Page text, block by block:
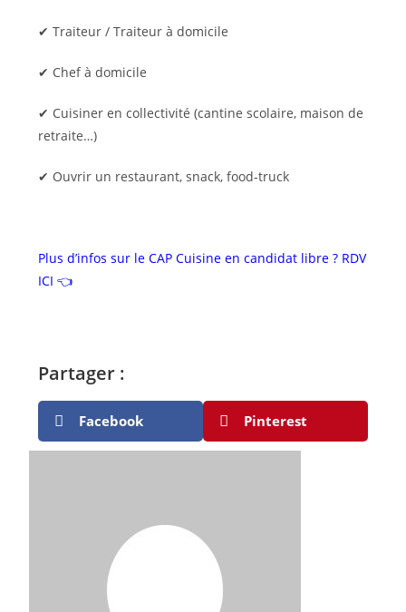
✔ Traiteur / Traiteur à domicile
✔ Chef à domicile
✔ Cuisiner en collectivité (cantine scolaire, maison de
retraite…)
✔ Ouvrir un restaurant, snack, food-truck
Plus d’infos sur le CAP Cuisine en candidat libre ? RDV
ICI 👈
Partager :
Facebook Pinterest